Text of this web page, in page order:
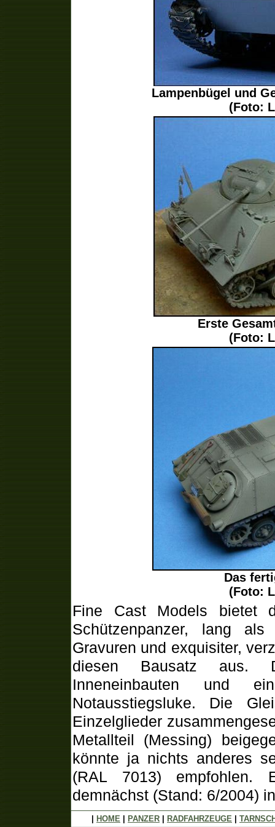
Lampenbügel und
(Foto:
Erste
(Foto:
Das
(Foto:
Fine Cast Models bietet
Schützenpanzer, lang als
Gravuren und exquisiter,
diesen Bausatz aus.
Inneneinbauten und
Notausstiegsluke. Die
Einzelglieder
Metallteil (Messing)
könnte ja nichts anderes
(RAL 7013) empfohlen.
demnächst (Stand: 6/2004)
HOME PANZER RADFAHRZEUGE